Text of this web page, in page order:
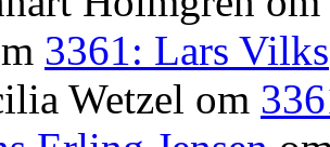
3361: Lars Vilks
Wetzel om